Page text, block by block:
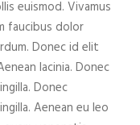
euismod. Vivamus
faucibus dolor
Donec id elit
lacinia. Donec
Donec
Aenean eu leo